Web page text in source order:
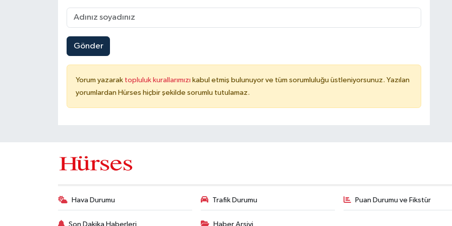
Gönder
Yorum yazarak topluluk kurallarımızı kabul etmiş bulunuyor ve tüm sorumluluğu üstleniyorsunuz. Yazılan
yorumlardan Hürses hiçbir şekilde sorumlu tutulamaz.
Hava Durumu Trafik Durumu Puan Durumu ve Fikstür
Son Dakika Haberleri Haber Arşivi